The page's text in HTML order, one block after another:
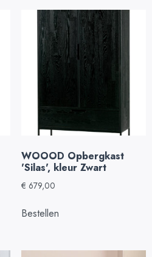
WOOOD Opbergkast
'Silas', kleur Zwart
€ 679,00
Bestellen